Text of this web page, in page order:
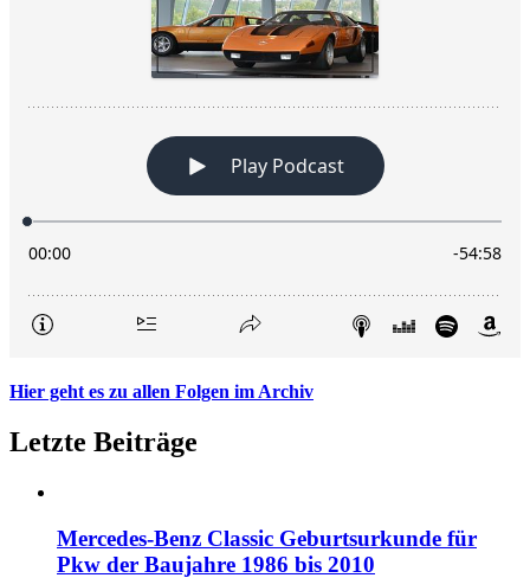
Hier geht es zu allen Folgen im Archiv
Letzte Beiträge
Mercedes-Benz Classic Geburtsurkunde für
Pkw der Baujahre 1986 bis 2010